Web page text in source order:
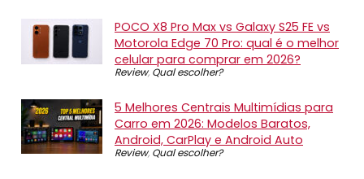
POCO X8 Pro Max vs Galaxy S25 FE vs
Motorola Edge 70 Pro: qual é o melhor
celular para comprar em 2026?
Review, Qual escolher?
5 Melhores Centrais Multimídias para
Carro em 2026: Modelos Baratos,
Android, CarPlay e Android Auto
Review, Qual escolher?